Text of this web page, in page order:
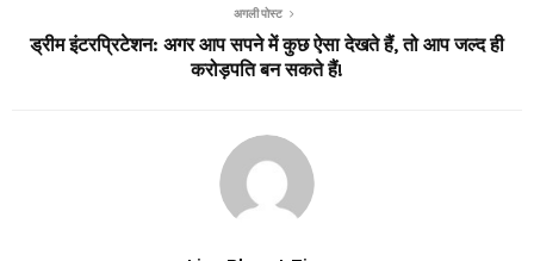
अगली पोस्ट
ड्रीम इंटरप्रिटेशन: अगर आप सपने में कुछ ऐसा देखते हैं, तो आप जल्द ही
करोड़पति बन सकते हैं!